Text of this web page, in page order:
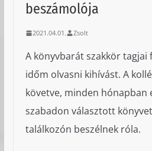
beszámolója
2021.04.01. Zsolt
A könyvbarát szakkör tagjai
időm olvasni kihívást. A
követve, minden hónapban
szabadon választott
találkozón beszélnek róla.